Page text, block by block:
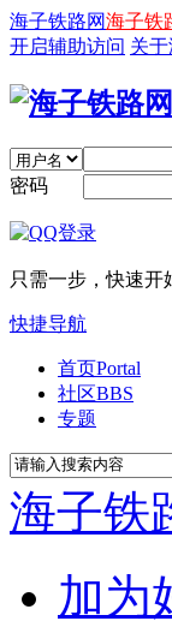
海子铁路网海子铁
开启辅助访问 关
密码
只需一步，快速开
快捷导航
首页Portal
社区BBS
专题
海子铁
加为